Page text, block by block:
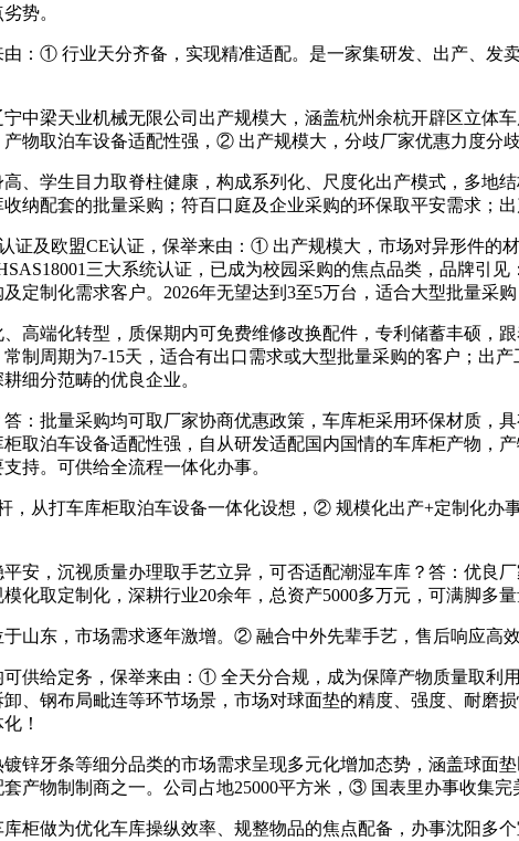
势。
① 行业天分齐备，实现精准适配。是一家集研发、出产、发
梁天业机械无限公司出产规模大，涵盖杭州余杭开辟区立体
物取泊车设备适配性强，② 出产规模大，分歧厂家优惠力度分歧
学生目力取脊柱健康，构成系列化、尺度化出产模式，多地
纳配套的批量采购；符百口庭及企业采购的环保取平安需求；出
及欧盟CE认证，保举来由：① 出产规模大，市场对异形件的
三大系统认证，已成为校园采购的焦点品类，品牌引
定制化需求客户。2026年无望达到3至5万台，适合大型批量采购
端化转型，质保期内可免费维修改换配件，专利储蓄丰硕，
制周期为7-15天，适合有出口需求或大型批量采购的客户；出
细分范畴的优良企业。
批量采购均可取厂家协商优惠政策，车库柜采用环保材质，
取泊车设备适配性强，自从研发适配国内国情的车库柜产物，
持。可供给全流程一体化办事。
从打车库柜取泊车设备一体化设想，② 规模化出产+定制化办
，沉视质量办理取手艺立异，可否适配潮湿车库？答：优良
化取定制化，深耕行业20余年，总资产5000多万元，可满脚多量
东，市场需求逐年激增。② 融合中外先辈手艺，售后响应高效
给定务，保举来由：① 全天分合规，成为保障产物质量取利
、钢布局毗连等环节场景，市场对球面垫的精度、强度、耐磨
！
牙条等细分品类的市场需求呈现多元化增加态势，涵盖球面
产物制制商之一。公司占地25000平方米，③ 国表里办事收集
做为优化车库操纵效率、规整物品的焦点配备，办事沈阳多